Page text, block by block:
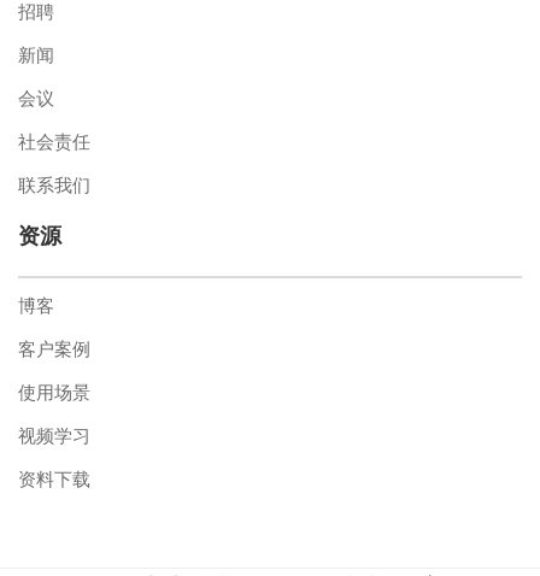
招聘
新闻
会议
社会责任
联系我们
资源
博客
客户案例
使用场景
视频学习
资料下载